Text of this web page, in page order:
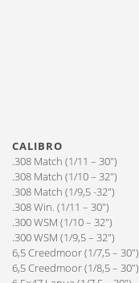
CALIBRO
.308 Match (1/11 – 30″)
.308 Match (1/10 – 32″)
.308 Match (1/9,5 -32″)
.308 Win. (1/11 – 30″)
.300 WSM (1/10 – 32″)
.300 WSM (1/9,5 – 32″)
6,5 Creedmoor (1/7,5 – 30″)
6,5 Creedmoor (1/8,5 – 30″)